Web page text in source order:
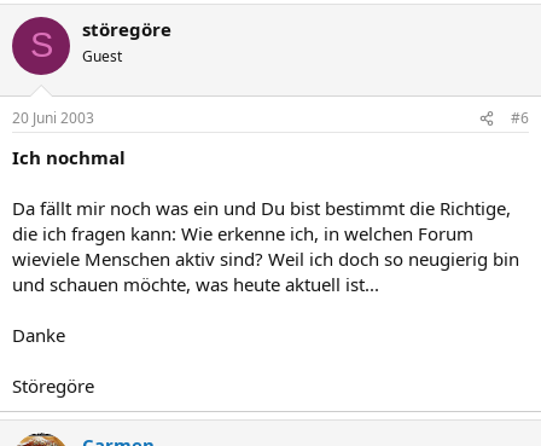
S störegöre
Guest
20 Juni 2003 #6
Ich nochmal
Da fällt mir noch was ein und Du bist bestimmt die Richtige,
die ich fragen kann: Wie erkenne ich, in welchen Forum
wieviele Menschen aktiv sind? Weil ich doch so neugierig bin
und schauen möchte, was heute aktuell ist...
Danke
Störegöre